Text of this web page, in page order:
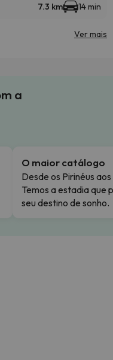
7.3 km 14 min
Ver mais
a
O maior catálogo
Desde os Pirinéus
Temos a estadia que
seu destino de sonho.